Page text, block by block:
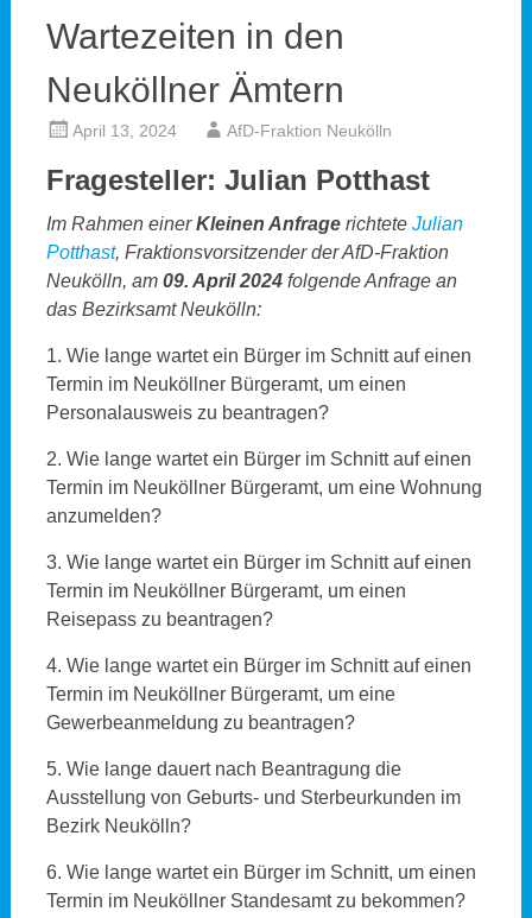
Wartezeiten in den
Neuköllner Ämtern
April 13, 2024 AfD-Fraktion Neukölln
Fragesteller: Julian Potthast
Im Rahmen einerKleinen Anfragerichtete Julian
Potthast, Fraktionsvorsitzender der AfD-Fraktion
Neukölln, am 09. April 2024folgende Anfrage an
das Bezirksamt Neukölln:
1. Wie lange wartet ein Bürger im Schnitt auf einen
Termin im Neuköllner Bürgeramt, um einen
Personalausweis zu beantragen?
2. Wie lange wartet ein Bürger im Schnitt auf einen
Termin im Neuköllner Bürgeramt, um eine Wohnung
anzumelden?
3. Wie lange wartet ein Bürger im Schnitt auf einen
Termin im Neuköllner Bürgeramt, um einen
Reisepass zu beantragen?
4. Wie lange wartet ein Bürger im Schnitt auf einen
Termin im Neuköllner Bürgeramt, um eine
Gewerbeanmeldung zu beantragen?
5. Wie lange dauert nach Beantragung die
Ausstellung von Geburts- und Sterbeurkunden im
Bezirk Neukölln?
6. Wie lange wartet ein Bürger im Schnitt, um einen
Termin im Neuköllner Standesamt zu bekommen?